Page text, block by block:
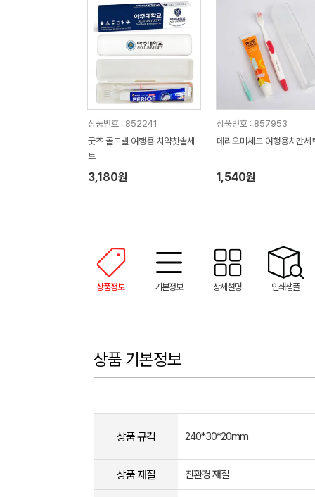
상품번호 : 852241
굿즈 골드넬 여행용 치약칫솔세
트
3,180원
상품번호 : 857953
페리오미세모 여행용치간세
1,540원
상품정보 기본정보 상세설명 인쇄샘플
상품 기본정보
상품 규격 240*30*20mm
상품 재질 친환경 재질